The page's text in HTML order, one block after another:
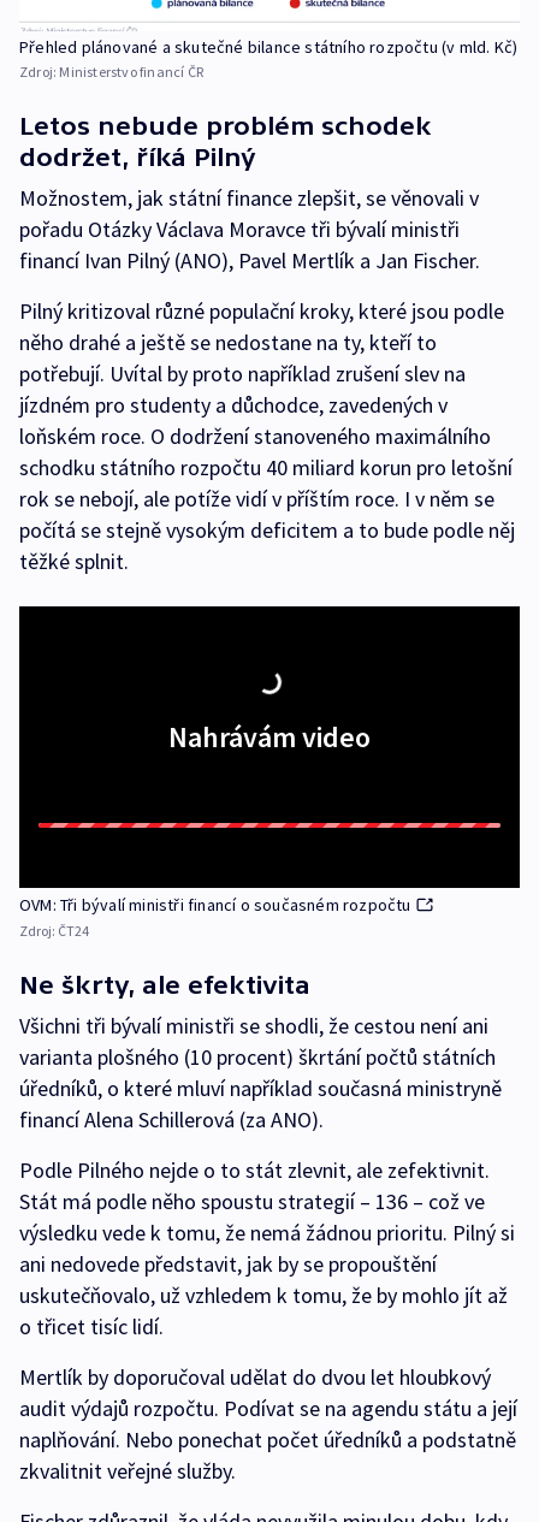
Přehled plánované a skutečné bilance státního rozpočtu (v mld. Kč)
Zdroj: Ministerstvo financí ČR
Letos nebude problém schodek
dodržet, říká Pilný
Možnostem, jak státní finance zlepšit, se věnovali v
pořadu Otázky Václava Moravce tři bývalí ministři
financí Ivan Pilný (ANO), Pavel Mertlík a Jan Fischer.
Pilný kritizoval různé populační kroky, které jsou podle
něho drahé a ještě se nedostane na ty, kteří to
potřebují. Uvítal by proto například zrušení slev na
jízdném pro studenty a důchodce, zavedených v
loňském roce. O dodržení stanoveného maximálního
schodku státního rozpočtu 40 miliard korun pro letošní
rok se nebojí, ale potíže vidí v příštím roce. I v něm se
počítá se stejně vysokým deficitem a to bude podle něj
těžké splnit.
Nahrávám video
OVM: Tři bývalí ministři financí o současném rozpočtu
Zdroj: ČT24
Ne škrty, ale efektivita
Všichni tři bývalí ministři se shodli, že cestou není ani
varianta plošného (10 procent) škrtání počtů státních
úředníků, o které mluví například současná ministryně
financí Alena Schillerová (za ANO).
Podle Pilného nejde o to stát zlevnit, ale zefektivnit.
Stát má podle něho spoustu strategií – 136 – což ve
výsledku vede k tomu, že nemá žádnou prioritu. Pilný si
ani nedovede představit, jak by se propouštění
uskutečňovalo, už vzhledem k tomu, že by mohlo jít až
o třicet tisíc lidí.
Mertlík by doporučoval udělat do dvou let hloubkový
audit výdajů rozpočtu. Podívat se na agendu státu a její
naplňování. Nebo ponechat počet úředníků a podstatně
zkvalitnit veřejné služby.